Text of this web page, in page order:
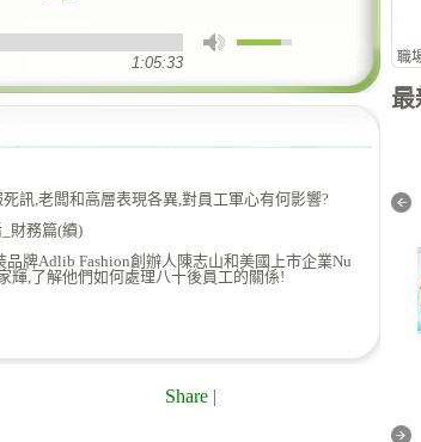
1:05:33
訊,老闆和高層表現各異,對員工軍心有何影響?
財務篇(續)
品牌Adlib Fashion創辦人陳志山和美國上市企業Nu
輝,了解他們如何處理八十後員工的關係!
Share |
職
最
親子天下（暑期特別版）